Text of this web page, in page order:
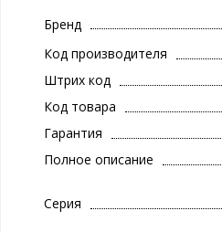
Бренд
Код производителя
Штрих код
Код товара
Гарантия
Полное описание
Серия